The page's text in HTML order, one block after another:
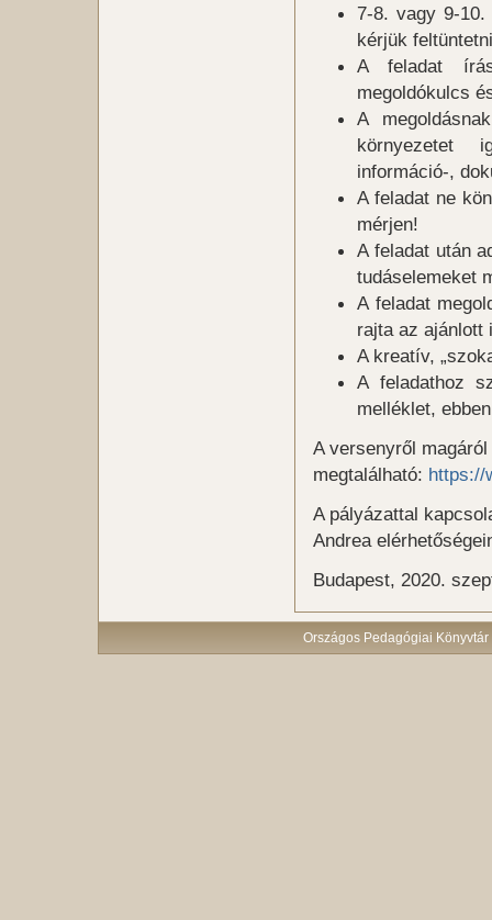
7-8. vagy 9-10.
kérjük
A feladat
megoldókulcs
A
környezetet
információ-,
A feladat ne
mérjen!
A feladat után
tudáselemeket
A feladat
rajta az ajánlott
A kreatív,
A feladathoz
melléklet,
A versenyről
megtalálható: https://
A pályázattal
Andrea
Budapest, 2020.
Országos Pedagógiai